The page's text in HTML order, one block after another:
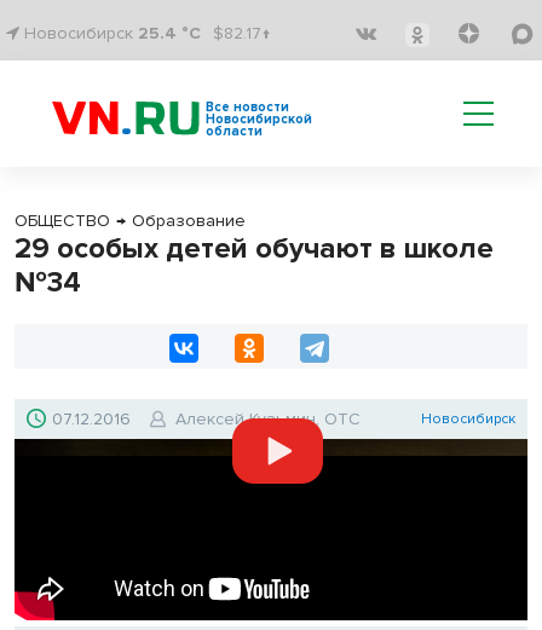
Новосибирск 25.4 °C $82.17↑
Все новости
Новосибирской
области
ОБЩЕСТВО → Образование
29 особых детей обучают в школе
№34
07.12.2016 Алексей Кузьмин, ОТС Новосибирск